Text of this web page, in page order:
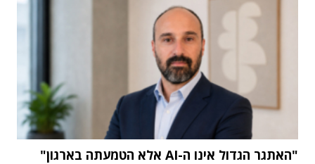
"האתגר הגדול אינו ה-AI אלא הטמעתה בארגון"